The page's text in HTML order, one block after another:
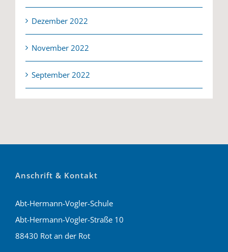
Dezember 2022
November 2022
September 2022
Anschrift & Kontakt
Abt-Hermann-Vogler-Schule
Abt-Hermann-Vogler-Straße 10
88430 Rot an der Rot